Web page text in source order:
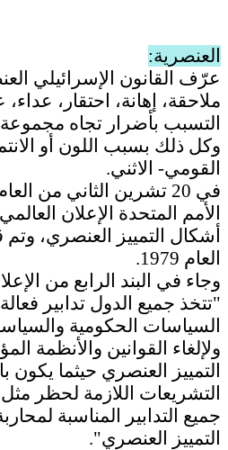
العنصرية:
عرّف القانون الإسرائيلي
ملاحقة، إهانة، احتقار،
التسبب بأضرار تجاه
وكل ذلك بسبب اللون أو
القومي- الاثني.
الأمم المتحدة الإعلان
أشكال التمييز العنصري،
العام 1979.
وجاء في البند الرابع من
"تتخذ جميع الدول تدابير
السياسات الحكومية
ولإلغاء القوانين والأنظمة
التمييز العنصري حيثما يكون
التشريعات اللازمة لحظر مثل
جميع التدابير المناسبة
التمييز العنصري"‍.